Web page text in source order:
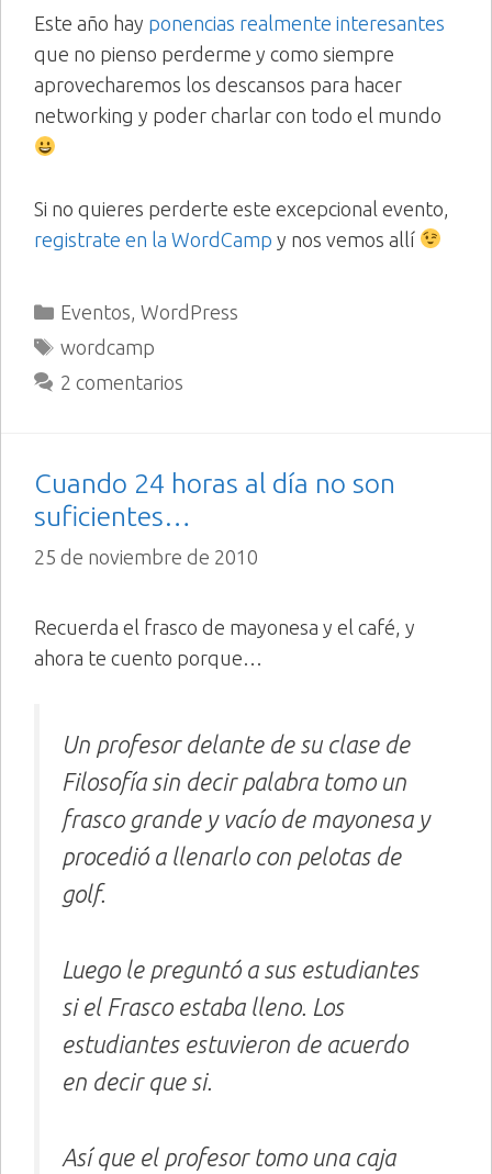
Este año hay ponencias realmente interesantes
que no pienso perderme y como siempre
aprovecharemos los descansos para hacer
networking y poder charlar con todo el mundo
Si no quieres perderte este excepcional evento,
registrate en la WordCamp y nos vemos allí
Categorías
Eventos WordPress
Etiquetas
wordcamp
2 comentarios
Cuando 24 horas al día no son
suficientes…
25 de noviembre de 2010
Recuerda el frasco de mayonesa y el café, y
ahora te cuento porque…
Un profesor delante de su clase de
Filosofía sin decir palabra tomo un
frasco grande y vacío de mayonesa y
procedió a llenarlo con pelotas de
golf.
Luego le preguntó a sus estudiantes
si el Frasco estaba lleno. Los
estudiantes estuvieron de acuerdo
en decir que si.
Así que el profesor tomo una caja